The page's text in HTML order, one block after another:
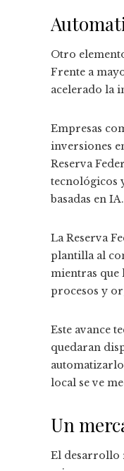
Otro
Frente a
acelerado la
Empresas
inversiones
Reserva
tecnológicos
basadas en IA.
La Reserva
plantilla al
mientras que
procesos y
Este avance
quedaran
local se ve
Un
El desarrollo